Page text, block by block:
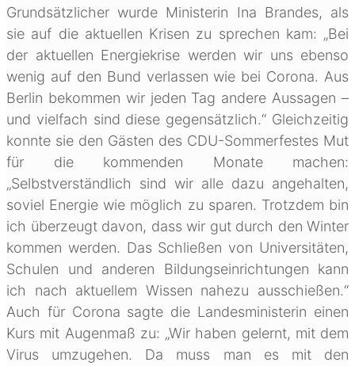
Grundsätzlicher wurde Ministerin Ina Brandes, als
sie auf die aktuellen Krisen zu sprechen kam: „Bei
der aktuellen Energiekrise werden wir uns ebenso
wenig auf den Bund verlassen wie bei Corona. Aus
Berlin bekommen wir jeden Tag andere Aussagen –
und vielfach sind diese gegensätzlich.“ Gleichzeitig
konnte sie den Gästen des CDU-Sommerfestes Mut
für die kommenden Monate machen:
„Selbstverständlich sind wir alle dazu angehalten,
soviel Energie wie möglich zu sparen. Trotzdem bin
ich überzeugt davon, dass wir gut durch den Winter
kommen werden. Das Schließen von Universitäten,
Schulen und anderen Bildungseinrichtungen kann
ich nach aktuellem Wissen nahezu ausschießen.“
Auch für Corona sagte die Landesministerin einen
Kurs mit Augenmaß zu: „Wir haben gelernt, mit dem
Virus umzugehen. Da muss man es mit den